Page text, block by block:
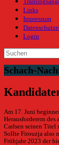
Links
Impressum
Login
Schach-
Am 17. Juni
Herausforderern des
Carlsen seinen Titel
Sollte Firouzja also
Frühjahr 2023 der